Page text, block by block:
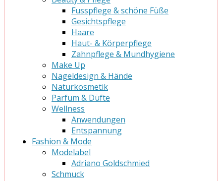
Fusspflege & schöne Füße
Gesichtspflege
Haare
Haut- & Körperpflege
Zahnpflege & Mundhygiene
Make Up
Nageldesign & Hände
Naturkosmetik
Parfum & Düfte
Wellness
Anwendungen
Entspannung
Fashion & Mode
Modelabel
Adriano Goldschmied
Schmuck